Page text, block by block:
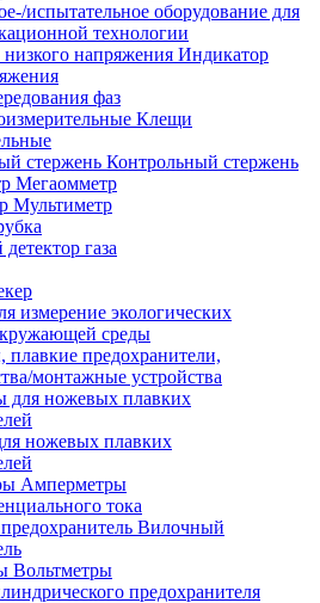
испытательное оборудование для
технологии
Индикатор
фаз
Клещи
Контрольный стержень
Мегаомметр
Мультиметр
газа
измерение экологических
среды
плавкие предохранители,
монтажные устройства
ножевых плавких
Амперметры
тока
Вилочный
Вольтметры